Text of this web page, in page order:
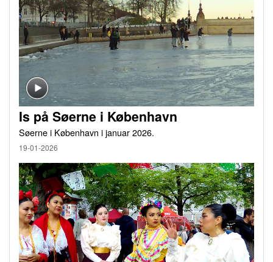
Is på Søerne i København
Søerne i København i januar 2026.
19-01-2026